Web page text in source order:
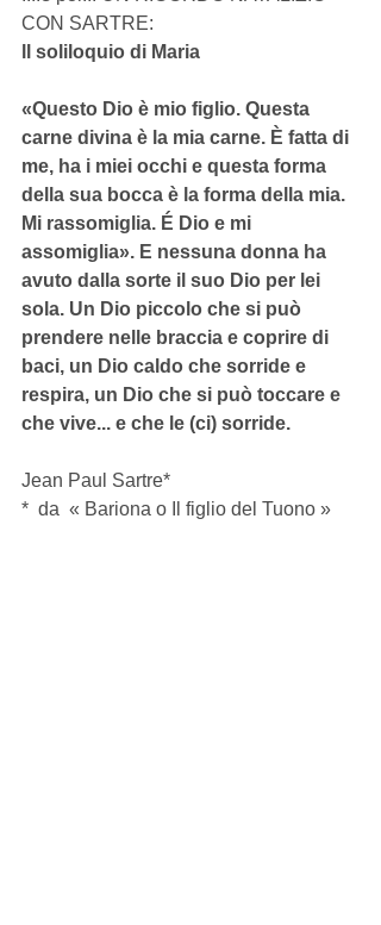
CON SARTRE:
ll soliloquio di Maria
«Questo Dio è mio figlio. Questa
carne divina è la mia carne. È fatta di
me, ha i miei occhi e questa forma
della sua bocca è la forma della mia.
Mi rassomiglia. É Dio e mi
assomiglia». E nessuna donna ha
avuto dalla sorte il suo Dio per lei
sola. Un Dio piccolo che si può
prendere nelle braccia e coprire di
baci, un Dio caldo che sorride e
respira, un Dio che si può toccare e
che vive... e che le (ci) sorride.
Jean Paul Sartre*
*  da  « Bariona o Il figlio del Tuono »